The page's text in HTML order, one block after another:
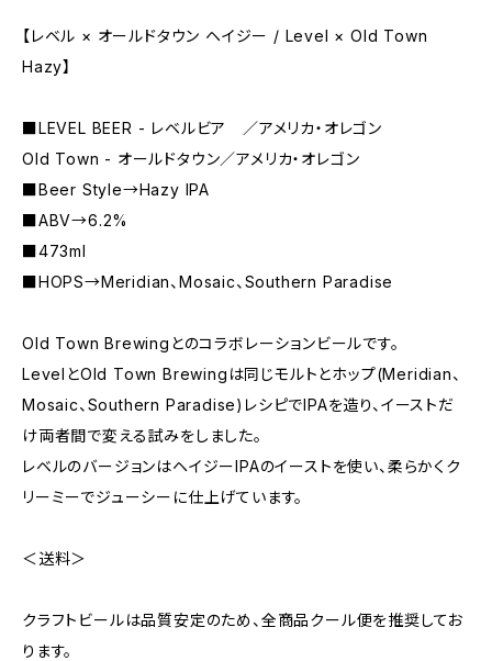
【レベル × オールドタウン ヘイジー / Level × Old Town
Hazy】
■LEVEL BEER - レベルビア ／アメリカ・オレゴン
Old Town - オールドタウン／アメリカ・オレゴン
■Beer Style→Hazy IPA
■ABV→6.2%
■473ml
■HOPS→Meridian、Mosaic、Southern Paradise
Old Town Brewingとのコラボレーションビールです。
LevelとOld Town Brewingは同じモルトとホップ(Meridian、
Mosaic、Southern Paradise)レシピでIPAを造り、イーストだ
け両者間で変える試みをしました。
レベルのバージョンはヘイジーIPAのイーストを使い、柔らかくク
リーミーでジューシーに仕上げています。
＜送料＞
クラフトビールは品質安定のため、全商品クール便を推奨してお
ります。